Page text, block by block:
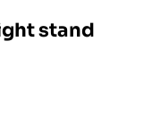
stand